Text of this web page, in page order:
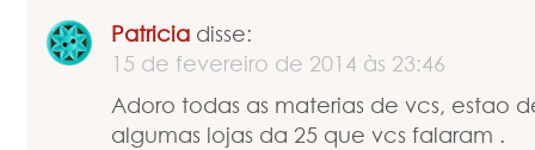
Patricia disse:
15 de fevereiro de 2014 às 23:46
Adoro todas as materias de vcs, estao
algumas lojas da 25 que vcs falaram .